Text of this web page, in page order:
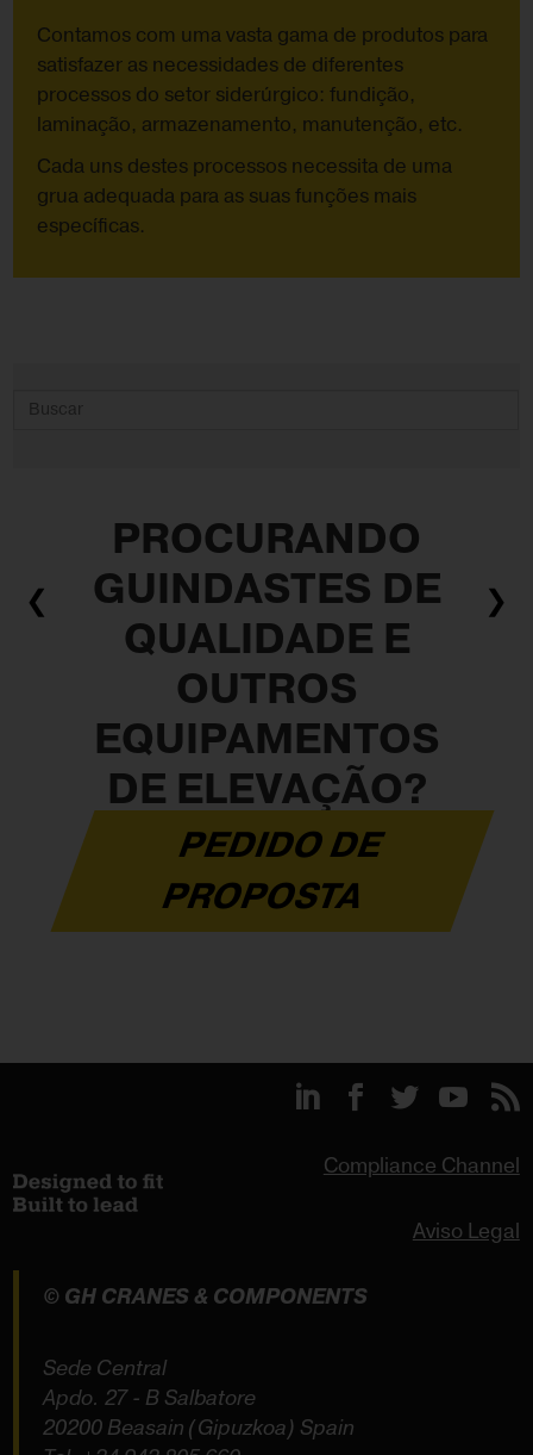
Contamos com uma vasta gama de produtos para
satisfazer as necessidades de diferentes
processos do setor siderúrgico: fundição,
laminação, armazenamento, manutenção, etc.
Cada uns destes processos necessita de uma
grua adequada para as suas funções mais
específicas.
❮ ❯
PROCURANDO
GUINDASTES DE
QUALIDADE E
OUTROS
EQUIPAMENTOS
DE ELEVAÇÃO?
PEDIDO DE
PROPOSTA
Compliance Channel
Aviso Legal
© GH CRANES & COMPONENTS
Sede Central
Apdo. 27 - B Salbatore
20200 Beasain (Gipuzkoa) Spain